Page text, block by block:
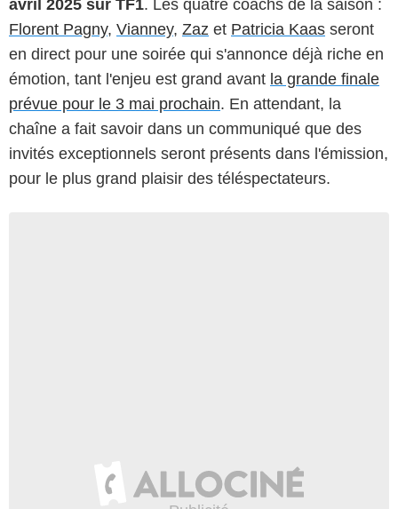
avril 2025 sur TF1. Les quatre coachs de la saison :
Florent Pagny, Vianney, Zaz et Patricia Kaas seront
en direct pour une soirée qui s'annonce déjà riche en
émotion, tant l'enjeu est grand avant la grande finale
prévue pour le 3 mai prochain. En attendant, la
chaîne a fait savoir dans un communiqué que des
invités exceptionnels seront présents dans l'émission,
pour le plus grand plaisir des téléspectateurs.